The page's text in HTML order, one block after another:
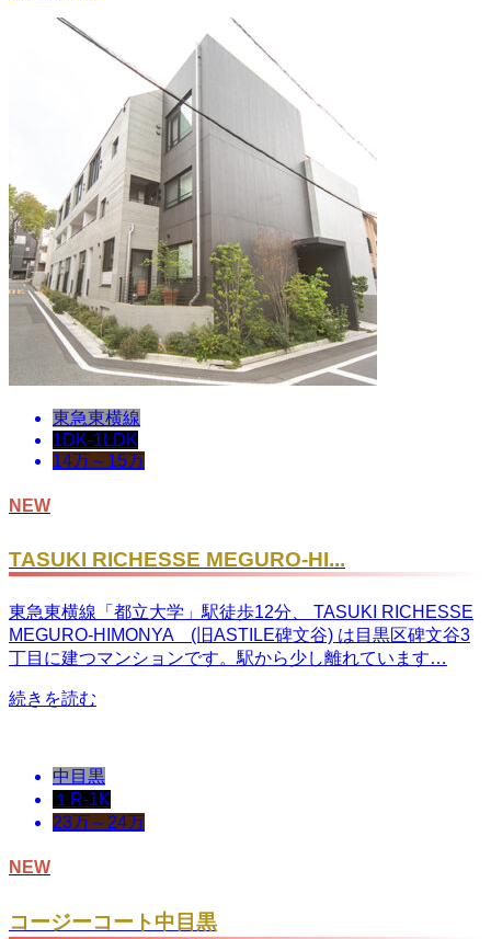
東急東横線
1DK-1LDK
14万～15万
NEW
TASUKI RICHESSE MEGURO-HI...
東急東横線「都立大学」駅徒歩12分、 TASUKI RICHESSE
MEGURO-HIMONYA (旧ASTILE碑文谷) は目黒区碑文谷3
丁目に建つマンションです。駅から少し離れています…
続きを読む
中目黒
１R-1K
23万～24万
NEW
コージーコート中目黒